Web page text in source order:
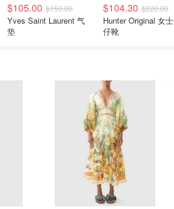
$105.00 $150.00
Yves Saint Laurent 气
垫
$104.30 $220.00
Hunter Original 女士牛
仔靴